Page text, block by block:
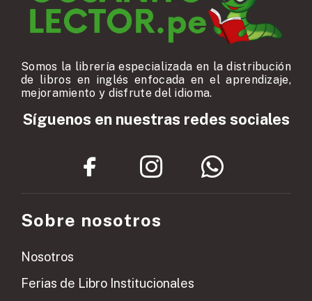
Somos la librería especializada en la distribución
de libros en inglés enfocada en el aprendizaje,
mejoramiento y disfrute del idioma.
Síguenos en nuestras redes sociales
Sobre nosotros
Nosotros
Ferias de Libro Institucionales